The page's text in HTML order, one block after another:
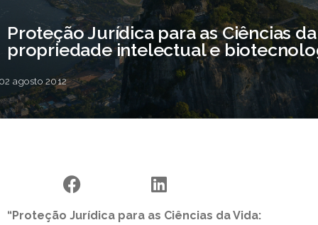
Proteção Jurídica para as Ciências
propriedade intelectual e
agosto 2012
“Proteção Jurídica para as Ciências da Vida: